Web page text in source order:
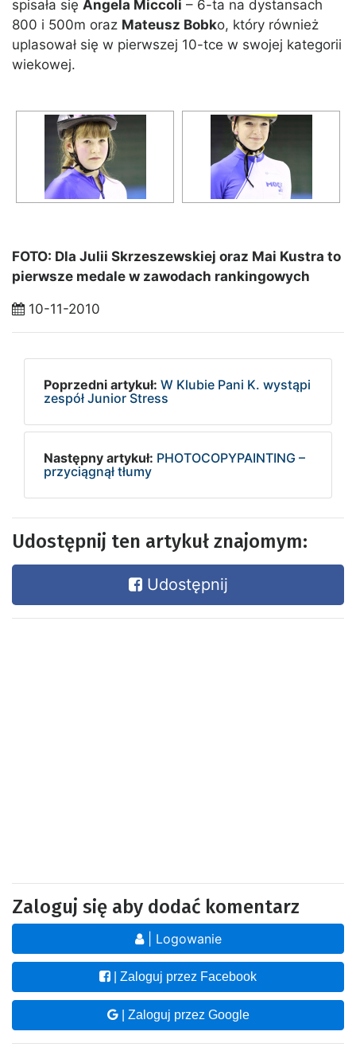
spisała się Angela Miccoli – 6-ta na dystansach
800 i 500m oraz Mateusz Bobko, który również
uplasował się w pierwszej 10-tce w swojej kategorii
wiekowej.
FOTO: Dla Julii Skrzeszewskiej oraz Mai Kustra to
pierwsze medale w zawodach rankingowych
10-11-2010
Poprzedni artykuł: W Klubie Pani K. wystąpi
zespół Junior Stress
Następny artykuł: PHOTOCOPYPAINTING –
przyciągnął tłumy
Udostępnij ten artykuł znajomym:
Udostępnij
Zaloguj się aby dodać komentarz
| Logowanie
| Zaloguj przez Facebook
| Zaloguj przez Google